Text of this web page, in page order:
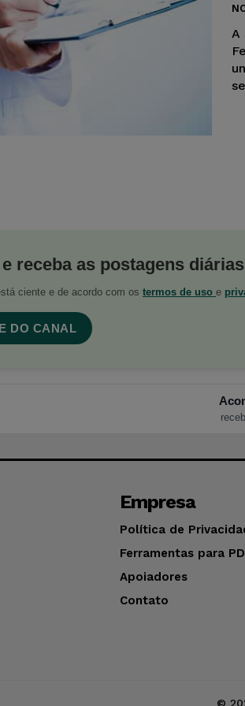
A
receba as postagens
ciente e de acordo com os termos de uso e
DO CANAL
Empresa
Política de
Ferramentas para
Apoiadores
Contato
©